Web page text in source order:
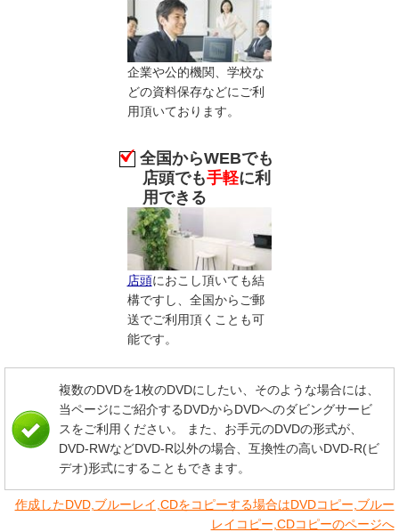
企業や公的機関、学校な
どの資料保存などにご利
用頂いております。
全国からWEBでも
店頭でも手軽に利
用できる
店頭におこし頂いても結
構ですし、全国からご郵
送でご利用頂くことも可
能です。
複数のDVDを1枚のDVDにしたい、そのような場合には、
当ページにご紹介するDVDからDVDへのダビングサービ
スをご利用ください。 また、お手元のDVDの形式が、
DVD-RWなどDVD-R以外の場合、互換性の高いDVD-R(ビ
デオ)形式にすることもできます。
作成したDVD,ブルーレイ,CDをコピーする場合はDVDコピー,ブルー
レイコピー,CDコピーのページへ